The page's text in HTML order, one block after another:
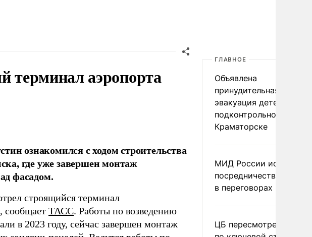
терминал аэропорта
ознакомился с ходом строительства
где уже завершен монтаж
фасадом.
строящийся терминал
сообщает ТАСС. Работы по возведению
в 2023 году, сейчас завершен монтаж
ГЛАВНОЕ
Объявлена
принудительная
эвакуация детей в
подконтрольном Киеву
Краматорске
МИД России исключил
посредничество
в переговорах по
ЦБ пересмотрел